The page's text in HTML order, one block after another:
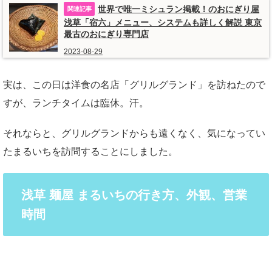
世界で唯一ミシュラン掲載！のおにぎり屋
浅草「宿六」メニュー、システムも詳しく解説 東京
最古のおにぎり専門店
2023-08-29
実は、この日は洋食の名店「グリルグランド」を訪ねたので
すが、ランチタイムは臨休。汗。
それならと、グリルグランドからも遠くなく、気になってい
たまるいちを訪問することにしました。
浅草 麺屋 まるいちの行き方、外観、営業
時間